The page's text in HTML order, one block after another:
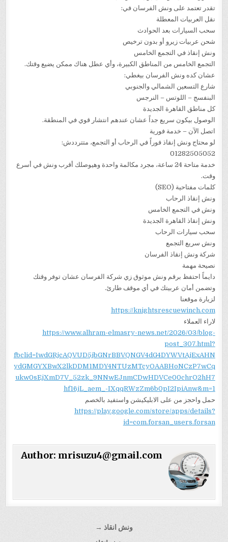
تقدر تعتمد على ونش الفرسان في:
نقل العربيات المعطلة
سحب السيارات بعد الحوادث
شحن عربيات زيرو أو بدون ترخيص
ونش إنقاذ في التجمع الخامس
التجمع الخامس من المناطق الكبيرة، وأي عطل هناك ممكن يضيع وقتك.
عشان كده ونش الفرسان بيغطي:
شارع التسعين الشمالي والجنوبي
البنفسج – اللوتس – النرجس
كل مناطق القاهرة الجديدة
الوصول بيكون سريع جداً عشان عندهم انتشار قوي في المنطقة.
اتصل الآن – خدمة فورية
لو محتاج ونش إنقاذ فوراً في الرحاب أو التجمع، متترددش:
01282505052
خدمة متاحة 24 ساعة، مجرد مكالمة واحدة وهيوصلك أقرب ونش في أسرع
وقت.
كلمات مفتاحية (SEO)
ونش إنقاذ الرحاب
ونش في التجمع الخامس
ونش إنقاذ القاهرة الجديدة
سحب سيارات الرحاب
ونش سريع التجمع
شركة ونش إنقاذ الفرسان
نصيحة مهمة
دايماً احتفظ برقم ونش موثوق زي شركة الفرسان عشان توفر وقتك
وتضمن أمان عربيتك في أي موقف طارئ.
لزيارة موقعنا
https://knightsrescuewinch.com
لاراء العملاء
https://www.alhram-elmasry-news.net/2026/03/blog-
post_307.html?
fbclid=IwdGRjcAQVUD5jbGNrBBVQNGV4dG4DYWVtAjExAHN
ydGMGYXBwX2lkDDM1MDY4NTUzMTcyOAABHoNCzP7wCq
ukw0sEjXmD7V_52zk_9NNwEJnmCDwHDVCe00chrO2hH7
hf16jL_aem_-IXqqRWzZm6b0pI2IpiAnw&m=1
حمل واحجز من على الابليكيشن واستفيد بالخصم
https://play.google.com/store/apps/details?
id=com.forsan_users.forsan
Author: mrisuzu4@gmail.com
ونش انقاذ →